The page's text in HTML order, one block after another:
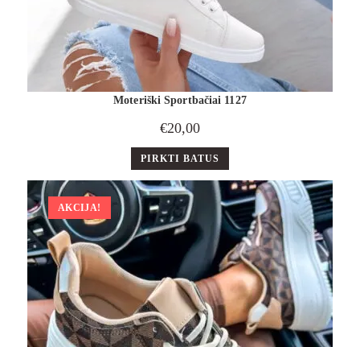
Moteriški Sportbačiai 1127
€20,00
PIRKTI BATUS
AKCIJA!